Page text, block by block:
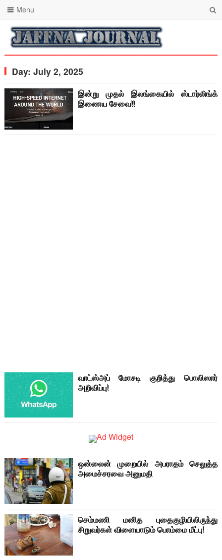
Menu
Day: July 2, 2025
இன்று முதல் இலங்கையில் ஸ்டார்லிங்க்
இணைய சேவை!!
வாட்ஸ்அப் மோசடி குறித்து பொலிஸார்
அறிவிப்பு!
ஒன்லைன் முறையில் அபராதம் செலுத்த
அமைச்சரவை அனுமதி
செம்மணி மனித புதைகுழியிலிருந்து
சிறுவர்கள் விளையாடும் பொம்மை மீட்பு!